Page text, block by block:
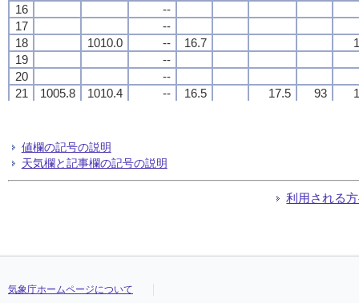
16
--
17
--
18
1010.0 -- 16.7
19
--
20
--
21
1005.8 1010.4 -- 16.5 17.5 93
24
1008.9
16
--
17
--
18
1010.0 -- 16.7
19
--
20
--
21
1005.8 1010.4 -- 16.5 17.5 93
24
1008.9
16
--
17
--
18
1010.0 -- 16.7
19
--
20
--
21
1005.8 1010.4 -- 16.5 17.5 93
24
1008.9
16
--
17
--
18
1010.0 -- 16.7
19
--
20
--
21
1005.8 1010.4 -- 16.5 17.5 93
24
1008.9
値欄の記号の説明
天気欄と記事欄の記号の説明
利用される
気象庁ホームページについて